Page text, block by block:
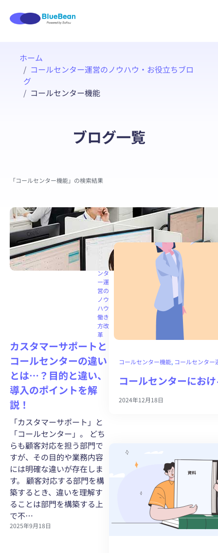
ホーム
コールセンター運営のノウハウ・お役立ちブロ
グ
コールセンター機能
ブログ一覧
「コールセンター機能」の検索結果
コー
ルセ
ンタ
ー機
能
コー
ルセ
ンタ
ー運
営の
ノウ
ハウ
働き
方改
革
カスタマーサポートと
コールセンターの違い
とは…？目的と違い、
導入のポイントを解
説！
「カスタマーサポート」と
「コールセンター」。 どち
らも顧客対応を担う部門で
すが、その目的や業務内容
には明確な違いが存在しま
す。 顧客対応する部門を構
築するとき、違いを理解す
ることは部門を構築する上
で不…
2025年9月18日
人気の記事
コールセンター機能, コールセンター
コールセンターにお
2024年12月18日